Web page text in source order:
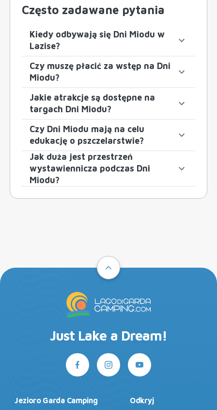
Często zadawane pytania
Kiedy odbywają się Dni Miodu w
Lazise?
Czy muszę płacić za wstęp na Dni
Miodu?
Jakie atrakcje są dostępne na
targach Dni Miodu?
Czy Dni Miodu mają na celu
edukację o pszczelarstwie?
Jak duża jest przestrzeń
wystawiennicza podczas Dni
Miodu?
Just Lake a Dream!
Jezioro Garda Camping Odkryj